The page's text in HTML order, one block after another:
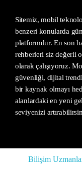
Sitemiz, mobil
benzeri konularda
platformdur. En son
rehberleri siz değerli
olarak çalışıyoruz.
güvenliği, dijital
bir kaynak olmayı
alanlardaki en yeni
seviyenizi
Bilişim